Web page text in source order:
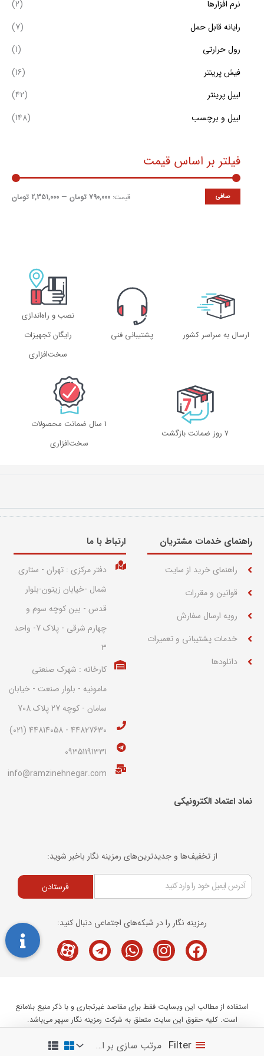
نرم افزارها
(2)
رایانه قابل حمل
(7)
رول حرارتی
(1)
فیش پرینتر
(16)
لیبل پرینتر
(42)
لیبل و برچسب
(148)
فیلتر بر اساس قیمت
صافی قيمت: 790,000 تومان — 2,351,000 تومان
Filter
ارسال به سراسر کشور پشتیبانی فنی
نصب و راه‌اندازی
رایگان تجهیزات
سخت‌افزاری
۷ روز ضمانت بازگشت
1 سال ضمانت محصولات
سخت‌افزاری
راهنمای خدمات مشتریان
راهنمای خرید از سایت
قوانین و مقررات
رویه ارسال سفارش
خدمات پشتیبانی و تعمیرات
دانلودها
ارتباط با ما​
دفتر مرکزی : تهران - ستاری
شمال -خیابان زیتون-بلوار
قدس - بین کوچه سوم و
چهارم شرقی - پلاک 7- واحد
3
کارخانه : شهرک صنعتی
مامونیه - بلوار صنعت - خیابان
سامان - کوچه 27 پلاک 708
44827630 - 44814058 (021)
09351191331
info@ramzinehnegar.com
نماد اعتماد الکترونیکی​
از تخفیف‌ها و جدیدترین‌های رمزینه نگار باخبر شوید:
فرستادن
رمزینه نگار را در شبکه‌های اجتماعی دنبال کنید:
Facebook
Instagram
Whatsapp
Telegram
M-
icon-
استفاده از مطالب این وبسایت فقط برای مقاصد غیرتجاری و با ذکر منبع بلامانع
است. کلیه حقوق این سایت متعلق به شرکت رمزینه نگار سپهر می‌باشد.